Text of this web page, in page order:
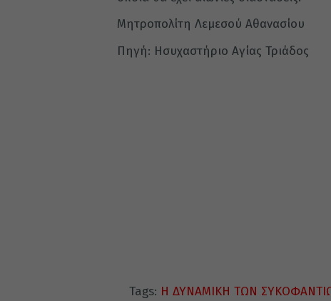
Μητροπολίτη Λεμεσού Αθανασίου
Πηγή: Ησυχαστήριο Αγίας Τριάδος
Tags: Η ΔΥΝΑΜΙΚΗ ΤΩΝ